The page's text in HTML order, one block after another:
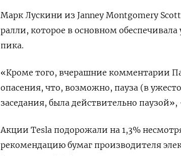
Марк Лускини из Janney Montgomery
ралли, которое в основном обеспечивала
пика.
«Кроме того, вчерашние комментарии
опасения, что, возможно, пауза (в
заседания, была действительно
Акции Tesla подорожали на 1,3%
рекомендацию бумаг производителя